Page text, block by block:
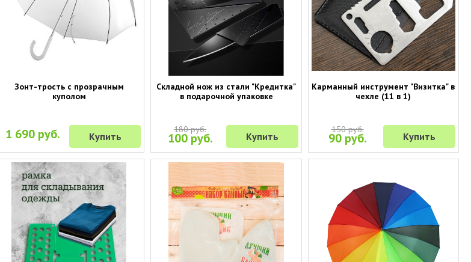
Зонт-трость с прозрачным
куполом
1 690 руб. Купить
Складной нож из стали "Кредитка"
в подарочной упаковке
180 руб.
100 руб. Купить
Карманный инструмент "Визитка" в
чехле (11 в 1)
150 руб.
90 руб. Купить